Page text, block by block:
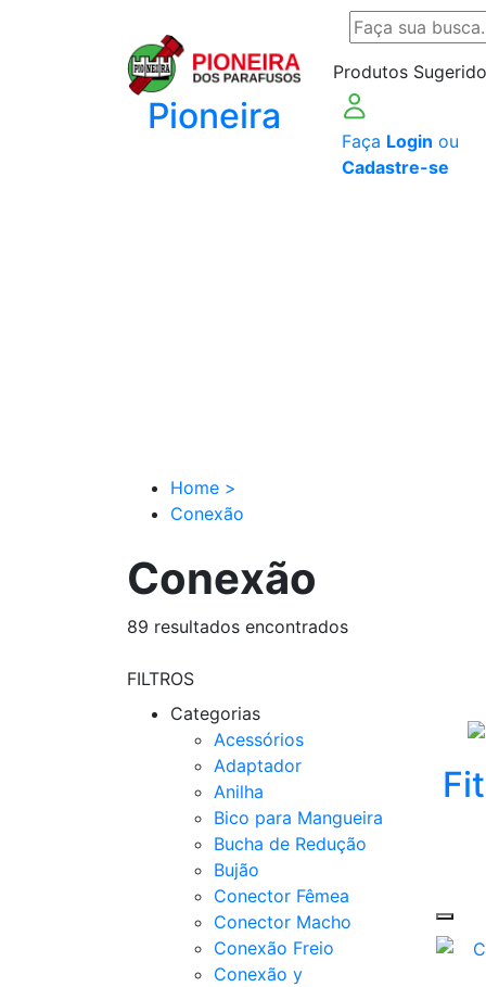
Pioneira
Produtos
Faça Login ou
Cadastre-se
Home >
Conexão
Conexão
89 resultados encontrados
FILTROS
Categorias
Acessórios
Adaptador
Anilha
Bico para Mangueira
Bucha de Redução
Bujão
Conector Fêmea
Conector Macho
Conexão Freio
Conexão y